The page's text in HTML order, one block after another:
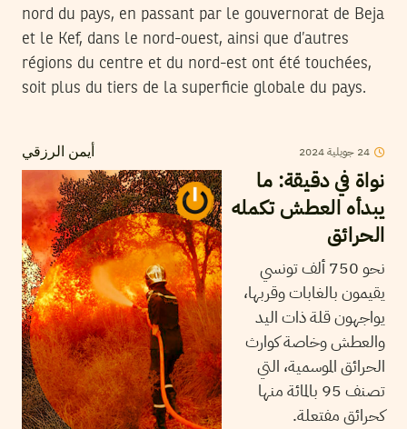
nord du pays, en passant par le gouvernorat de Beja
et le Kef, dans le nord-ouest, ainsi que d’autres
régions du centre et du nord-est ont été touchées,
soit plus du tiers de la superficie globale du pays.
أيمن الرزقي 24 جويلية2024
نواة في دقيقة: ما
يبدأه العطش تكمله
الحرائق
نحو 750 ألف تونسي
يقيمون بالغابات وقربها،
يواجهون قلة ذات اليد
والعطش وخاصة كوارث
الحرائق الموسمية، التي
تصنف 95 بالمائة منها
كحرائق مفتعلة.